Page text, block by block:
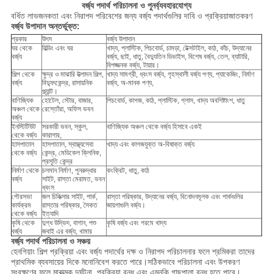
বর্জ্য পদার্থ পরিচালনা ও পুনর্ব্যবহারযোগ্য
বর্ধিত লাভজনকতা এবং নিরাপদ পরিবেশের জন্য বর্জ্য পদার্থগুলির দাবি ও প্রক্রিয়াজাতকরণ
বর্জ্য উপাদান অন্তর্ভুক্ত:
প্রকার উৎস
বর্জ্য উপাদান
ঘর থেকে
বর্জ্য
বিল্ডিং এবং ঘর
খাদ্য, প্লাস্টিক, পিচবোর্ড, চামড়া, টেক্সটাইল, কাঠ, কাঁচ, উদ্যানের
বর্জ্য, ছাই, ধাতু, বৈদ্যুতিন ডিভাইস, বিশেষ বর্জ্য, তেল, ব্যাটারি,
বিপজ্জনক বর্জ্য, টায়ার।
শিল্প থেকে
বর্জ্য
ক্ষুদ্র ও মাঝারি উত্পাদন শিল্প,
বিদ্যুৎকেন্দ্র, রাসায়নিক
প্ল্যান্ট।
খাদ্য সামগ্রী, ধ্বংস বর্জ্য, গৃহস্থালী বর্জ্য পণ্য, প্যাকেজিং, নির্মাণ
বর্জ্য, অ-মানক পণ্য,
বাণিজ্যিক
অঞ্চল থেকে
বর্জ্য
হোটেল, স্টোর, বাজার,
রেস্তোঁরা, অফিস ভবন
পিচবোর্ড, কাগজ, কাঠ, প্লাস্টিক, গ্লাস, খাদ্য অবশিষ্টাংশ, ধাতু
ইনস্টিটিউট
থেকে বর্জ্য
সরকারী ভবন, স্কুল,
কারাগার,
বাণিজ্যিক অঞ্চল থেকে বর্জ্য হিসাবে একই
হাসপাতাল
থেকে বর্জ্য
হাসপাতাল, স্বাস্থ্যসেবা
কেন্দ্র, মেডিকেল ক্লিনিক,
প্রসূতি কেন্দ্র
খাদ্য এবং কাগজযুক্ত অ-বিষাক্ত বর্জ্য
নির্মাণ থেকে
বর্জ্য
চলমান নির্মাণ, পুনরুদ্ধার
সাইট, রাস্তা মেরামত, ভবন
ধ্বংস
কংক্রিট, ধাতু, কাঠ
পৌরসভা
কার্যক্রম
থেকে বর্জ্য
জল চিকিত্সার সাইট, পার্ক,
রাস্তার পরিষ্কার, সৈকত
ইত্যাদি
রাস্তা পরিষ্কার, উদ্যানের বর্জ্য, বিনোদনমূলক এবং পার্কগুলির
জায়গাগুলি বর্জ্য।
কৃষি থেকে
বর্জ্য
দুগ্ধ উদ্ভিদ, বাগান, পশু
জবাই এর বর্জ্য, খামার
কৃষি বর্জ্য এবং গরমে খাদ্য
বর্জ্য পদার্থ পরিচালনা ও সঞ্চয়
হেনগিয়াং শিল্প প্রক্রিয়া এবং বর্জ্য পদার্থের দক্ষ ও নিরাপদ পরিচালনার ফলে শ্রমিকরা তাদের
প্রাথমিক ব্যবসায়ের দিকে মনোনিবেশ করতে পারে।সঠিকভাবে পরিচালনা এবং উপকরণ